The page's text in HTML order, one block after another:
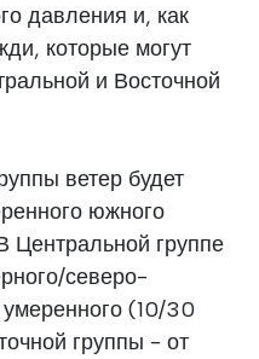
давления и, как
которые могут
и Восточной
ветер будет
южного
Центральной группе
северо-
(10/30
группы - от